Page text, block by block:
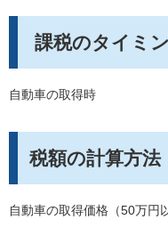
課税のタイミ
自動車の取得時
税額の計算方法
自動車の取得価格（50万円